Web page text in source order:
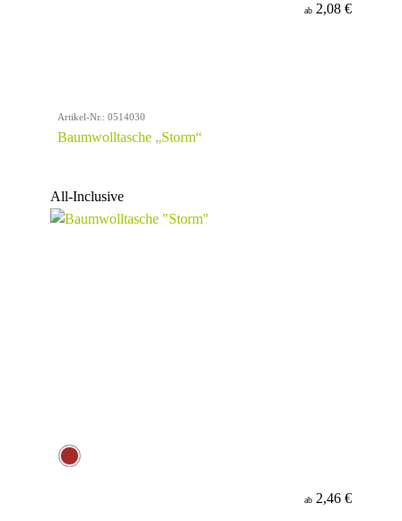
ab 2,08 €
Artikel-Nr.: 0514030
Baumwolltasche „Storm“
All-Inclusive
ab 2,46 €